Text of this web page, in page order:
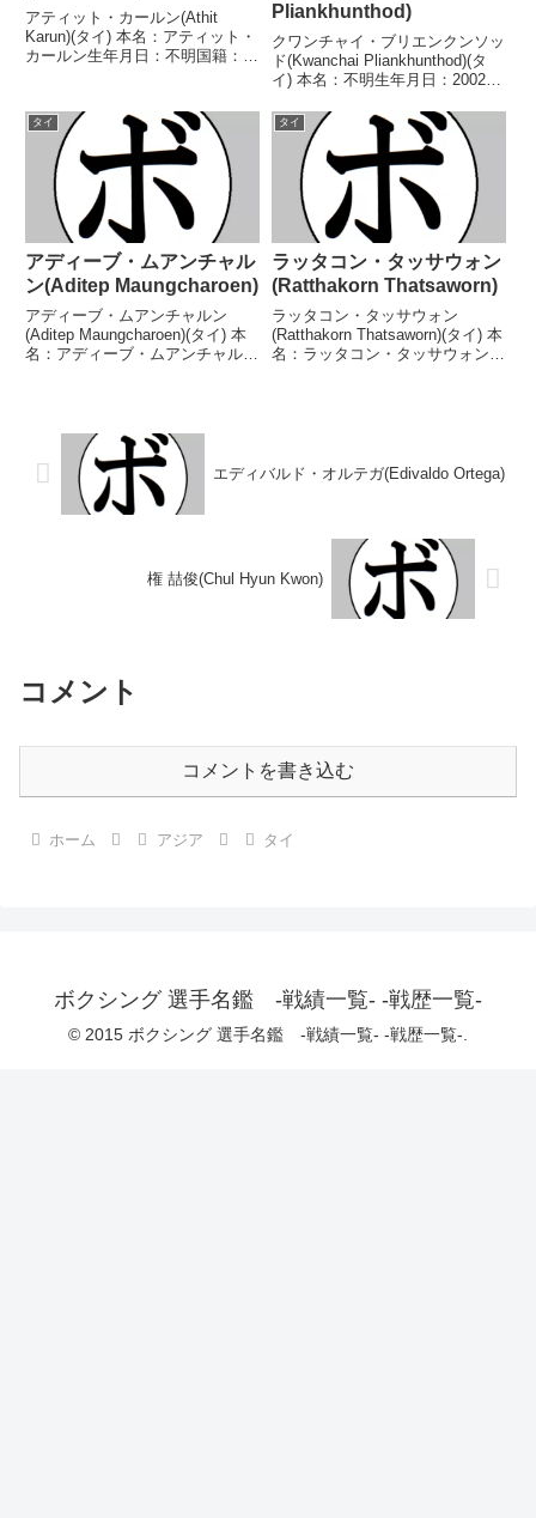
アティット・カールン(Athit
Karun)(タイ) 本名：アティット・
カールン生年月日：不明国籍：タ
2020/02/02 ○2RTKO ソンチャ
イ・チョムプファン(タイ)...
Pliankhunthod)
クワンチャイ・ブリエンクンソッ
ド(Kwanchai Pliankhunthod)(タ
イ) 本名：不明生年月日：2002年
勝(6KO)12敗1無効試合 【獲得タ
イトル】なし 【戦歴】
2019/10/19 ●4...
タイ
アディーブ・ムアンチャル
ン(Aditep Maungcharoen)
アディーブ・ムアンチャルン
(Aditep Maungcharoen)(タイ) 本
名：アディーブ・ムアンチャルン
歴】2023/06/17 ○2RT...
タイ
ラッタコン・タッサウォン
(Ratthakorn Thatsaworn)
ラッタコン・タッサウォン
(Ratthakorn Thatsaworn)(タイ) 本
名：ラッタコン・タッサウォン生
エディバルド・オルテガ(Edivaldo Ortega)
権 喆俊(Chul Hyun Kwon)
コメント
コメントを書き込む
ホーム アジア タイ
ボクシング 選手名鑑 -戦績一覧- -戦歴一覧-
© 2015 ボクシング 選手名鑑 -戦績一覧- -戦歴一覧-.